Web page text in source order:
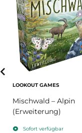
LOOKOUT GAMES
Mischwald – Alpin
(Erweiterung)
Sofort verfügbar